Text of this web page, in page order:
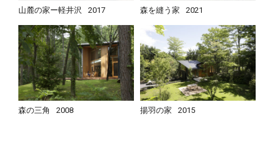
山麓の家ー軽井沢 2017 森を縫う家 2021
森の三角 2008 揚羽の家 2015